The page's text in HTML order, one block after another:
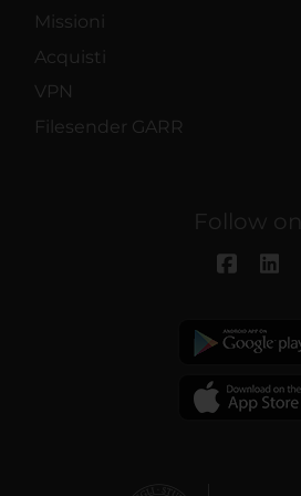
Missioni
Acquisti
VPN
Filesender GARR
Follow on